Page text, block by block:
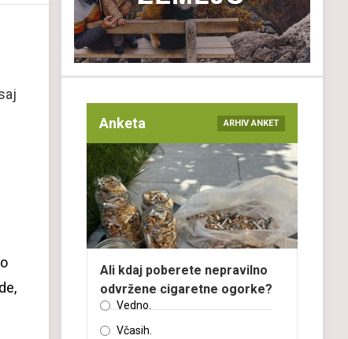
Anketa ARHIV ANKET
Ali kdaj poberete nepravilno
odvržene cigaretne ogorke?
Vedno.
Včasih.